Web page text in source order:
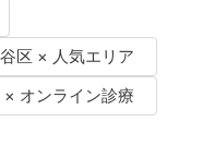
区 × 人気エリア
× オンライン診療